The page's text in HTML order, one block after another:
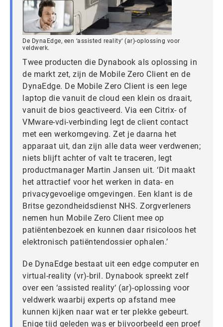
De DynaEdge, een ‘assisted reality‘ (ar)-oplossing voor
veldwerk.
Twee producten die Dynabook als oplossing in
de markt zet, zijn de Mobile Zero Client en de
DynaEdge. De Mobile Zero Client is een lege
laptop die vanuit de cloud een klein os draait,
vanuit de bios geactiveerd. Via een Citrix- of
VMware-vdi-verbinding legt de client contact
met een werkomgeving. Zet je daarna het
apparaat uit, dan zijn alle data weer verdwenen;
niets blijft achter of valt te traceren, legt
productmanager Martin Jansen uit. ‘Dit maakt
het attractief voor het werken in data- en
privacygevoelige omgevingen. Een klant is de
Britse gezondheidsdienst NHS. Zorgverleners
nemen hun Mobile Zero Client mee op
patiëntenbezoek en kunnen daar risicoloos het
elektronisch patiëntendossier ophalen.’
De DynaEdge bestaat uit een edge computer en
virtual-reality (vr)-bril. Dynabook spreekt zelf
over een ‘assisted reality‘ (ar)-oplossing voor
veldwerk waarbij experts op afstand mee
kunnen kijken naar wat er ter plekke gebeurt.
Enige tijd geleden was er bijvoorbeeld een proef